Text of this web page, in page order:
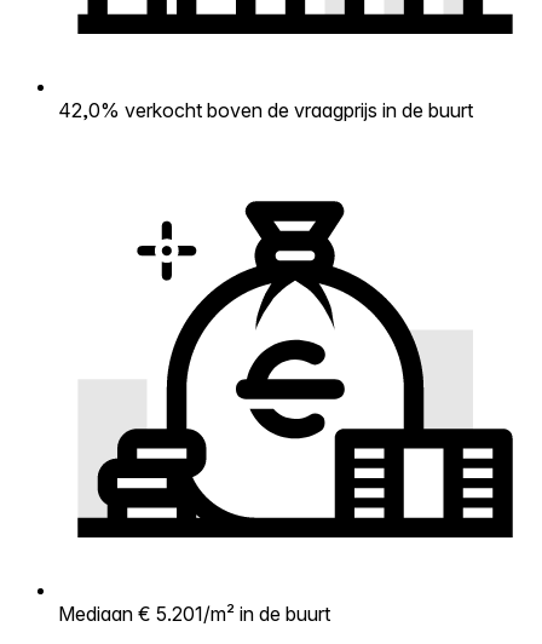
42,0% verkocht boven de vraagprijs in de buurt
Mediaan € 5.201/m² in de buurt